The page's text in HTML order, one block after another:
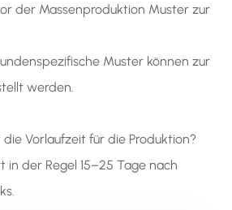
der Massenproduktion Muster zur
Muster können zur
werden.
die Vorlaufzeit für die Produktion?
in der Regel 15–25 Tage nach